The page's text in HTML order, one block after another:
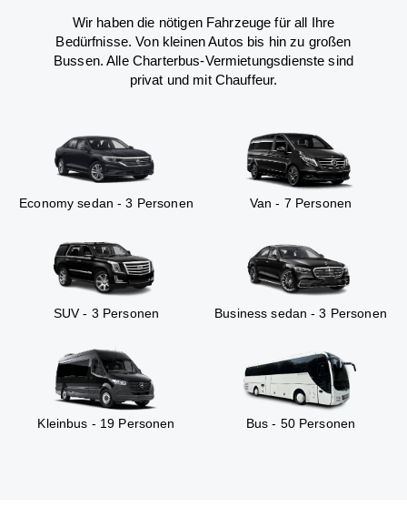
Wir haben die nötigen Fahrzeuge für all Ihre
Bedürfnisse. Von kleinen Autos bis hin zu großen
Bussen. Alle Charterbus-Vermietungsdienste sind
privat und mit Chauffeur.
Economy sedan - 3 Personen Van - 7 Personen
SUV - 3 Personen Business sedan - 3 Personen
Kleinbus - 19 Personen Bus - 50 Personen